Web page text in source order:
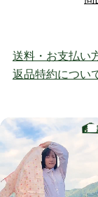
送料・お支払い
返品特約につい